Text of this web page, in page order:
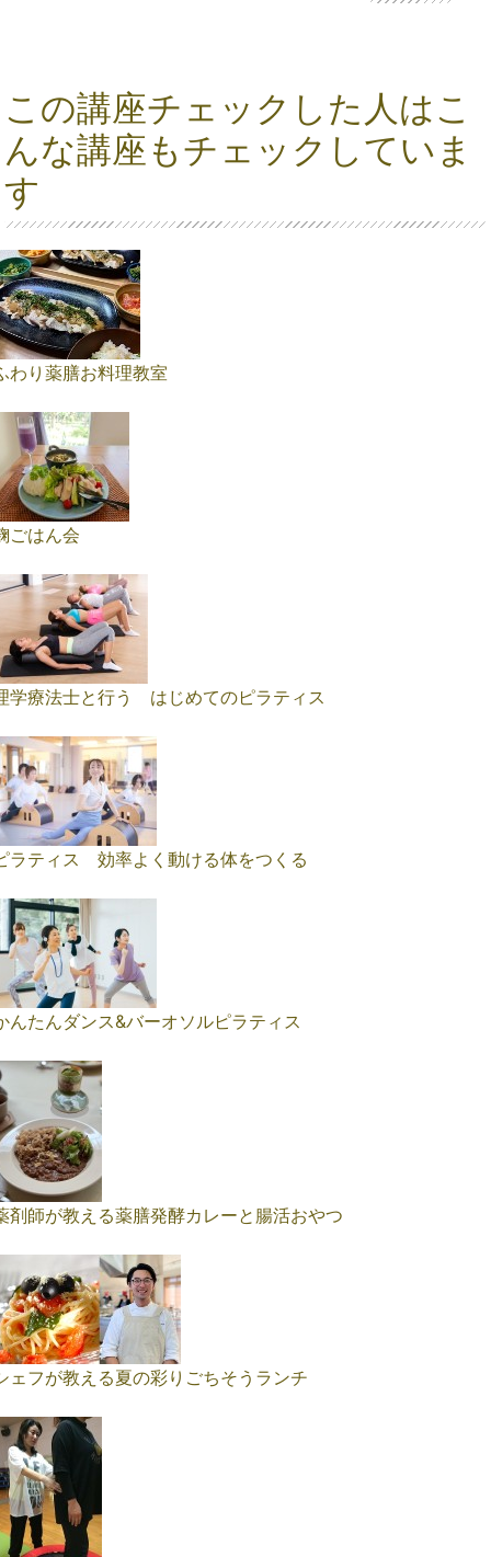
この講座チェックした人はこ
んな講座もチェックしていま
す
わり薬膳お料理教室
ごはん会
学療法士と行う はじめてのピラティス
ラティス 効率よく動ける体をつくる
んたんダンス&バーオソルピラティス
剤師が教える薬膳発酵カレーと腸活おやつ
ェフが教える夏の彩りごちそうランチ